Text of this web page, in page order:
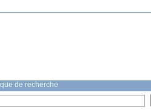
de recherche